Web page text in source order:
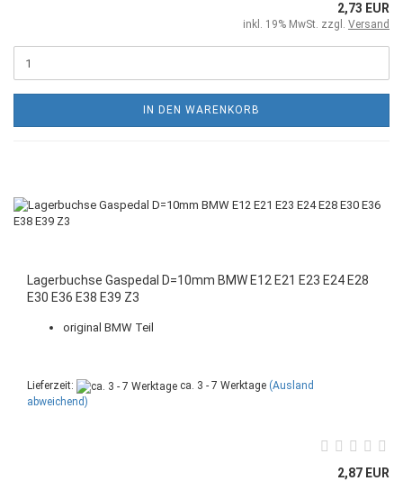
2,73 EUR
inkl. 19% MwSt. zzgl. Versand
IN DEN WARENKORB
Lagerbuchse Gaspedal D=10mm BMW E12 E21 E23 E24 E28
E30 E36 E38 E39 Z3
original BMW Teil
Lieferzeit: ca. 3 - 7 Werktage (Ausland
abweichend)
2,87 EUR